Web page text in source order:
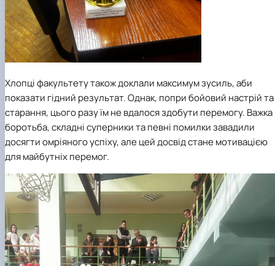
Хлопці факультету також доклали максимум зусиль, аби
показати гідний результат. Однак, попри бойовий настрій та
старання, цього разу їм не вдалося здобути перемогу. Важка
боротьба, складні суперники та певні помилки завадили
досягти омріяного успіху, але цей досвід стане мотивацією
для майбутніх перемог.